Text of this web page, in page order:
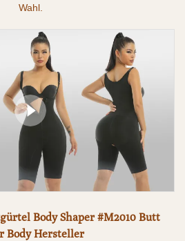
Wahl.
Body Shaper #M2010 Butt
Body Hersteller